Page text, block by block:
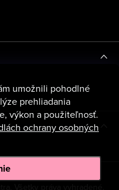
umožnili pohodlné
prehliadania
výkon a použiteľnosť.
ochrany osobných